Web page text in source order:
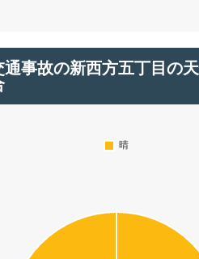
通事故の新西方五丁目の